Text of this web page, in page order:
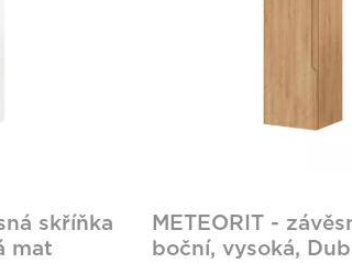
skříňka
mat
METEORIT -
boční, vysoká, Dub